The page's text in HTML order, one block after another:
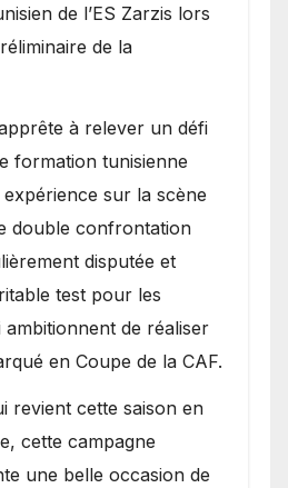
de l’ES Zarzis lors
de la
à relever un défi
formation tunisienne
sur la scène
double confrontation
disputée et
test pour les
ambitionnent de réaliser
en Coupe de la CAF.
revient cette saison en
cette campagne
une belle occasion de